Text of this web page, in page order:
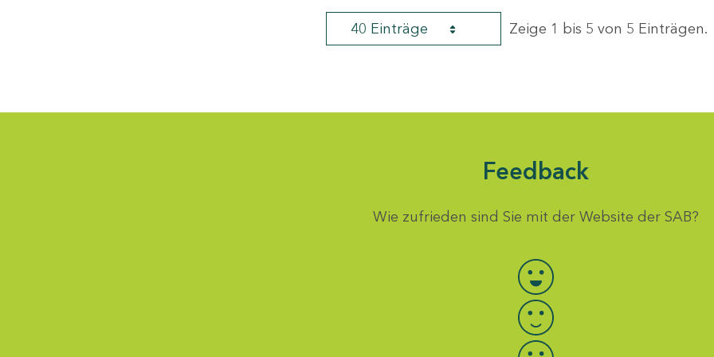
40 Einträge Zeige 1 bis 5 von 5 Einträgen.
Feedback
Wie zufrieden sind Sie mit der Website der SAB?
Bewertung auswählen